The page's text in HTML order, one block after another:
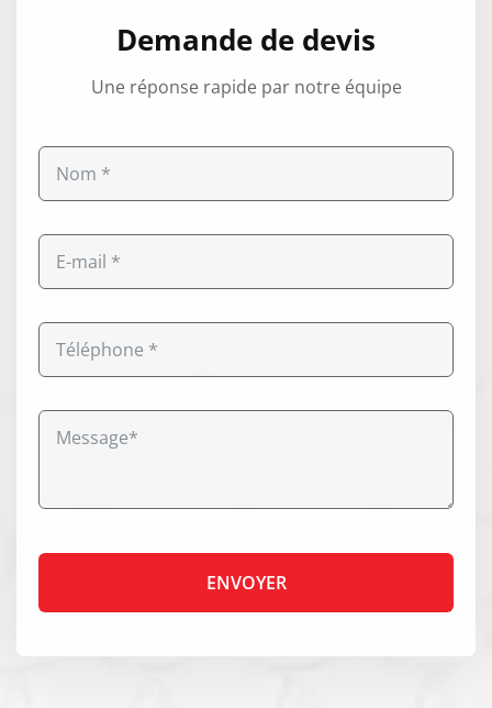
Demande de devis
Une réponse rapide par notre équipe